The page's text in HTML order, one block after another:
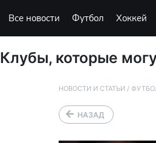
Все новости Футбол Хоккей
Клубы, которые
НОВОСТИ И СТАТЬИ /
НАЗАД